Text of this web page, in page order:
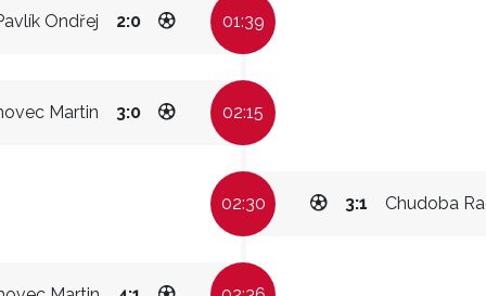
Ondřej 2:0 01:39
Martin 3:0 02:15
02:30 Chudoba
3:1